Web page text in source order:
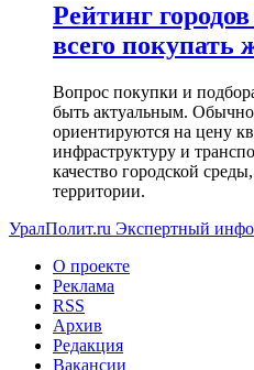
Рейтинг
всего покупать
Вопрос покупки и
быть актуальным.
ориентируются на цену
инфраструктуру и
качество городской
территории.
УралПолит.ru Экспертный
О проекте
Реклама
RSS
Архив
Редакция
Вакансии